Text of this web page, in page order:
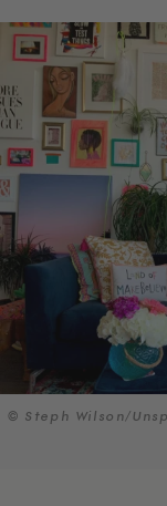
© Steph Wilson/